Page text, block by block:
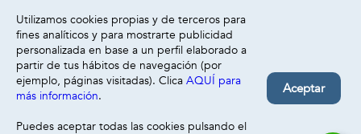
Formas de pago
Utilizamos cookies propias y de terceros para
fines analíticos y para mostrarte publicidad
personalizada en base a un perfil elaborado a
partir de tus hábitos de navegación (por
ejemplo, páginas visitadas). Clica AQUÍ para
más información.
Puedes aceptar todas las cookies pulsando el
Aceptar